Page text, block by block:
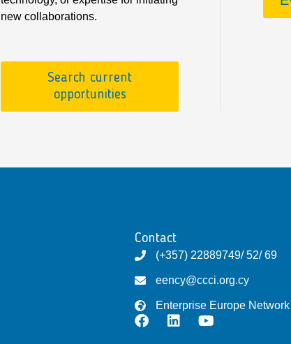
new collaborations.
Search current
opportunities
Contact
(+357) 22889749/ 52/ 69
eency@ccci.org.cy
Enterprise Europe Network